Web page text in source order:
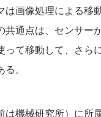
画像処理による移
共通点は、センサー
って移動して、さら
。
機械研究所）に所